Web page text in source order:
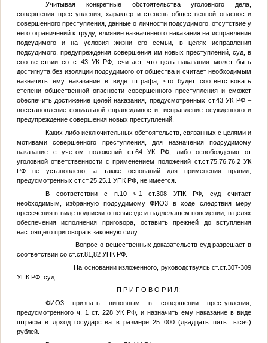
Учитывая конкретные обстоятельства уголовного дела,
совершения преступления, характер и степень общественной опасности
совершенного преступления, данные о личности подсудимого, отсутствие у
него ограничений к труду, влияние назначенного наказания на исправление
подсудимого и на условия жизни его семьи, в целях исправления
подсудимого, предупреждения совершения им новых преступлений, суд, в
соответствии со ст.43 УК РФ, считает, что цель наказания может быть
достигнута без изоляции подсудимого от общества и считает необходимым
назначить ему наказание в виде штрафа, что будет соответствовать
степени общественной опасности совершенного преступления и сможет
обеспечить достижение целей наказания, предусмотренных ст.43 УК РФ –
восстановление социальной справедливости, исправление осужденного и
предупреждение совершения новых преступлений.
Каких-либо исключительных обстоятельств, связанных с целями и
мотивами совершенного преступления, для назначения подсудимому
наказание с учетом положений ст.64 УК РФ, либо освобождения от
уголовной ответственности с применением положений ст.ст.75,76,76.2 УК
РФ не установлено, а также оснований для применения правил,
предусмотренных ст.ст.25,25.1 УПК РФ, не имеется.
В соответствии с п.10 ч.1 ст.308 УПК РФ, суд считает
необходимым, избранную подсудимомуФИО3 в ходе следствия меру
пресечения в виде подписки о невыезде и надлежащем поведении, в целях
обеспечения исполнения приговора, оставить прежней до вступления
настоящего приговора в законную силу.
Вопрос о вещественных доказательств суд разрешает в
соответствии со ст.ст.81,82 УПК РФ.
На основании изложенного, руководствуясь ст.ст.307-309
УПК РФ, суд
П Р И Г О В О Р И Л:
ФИО3признать виновным в совершении преступления,
предусмотренного ч. 1 ст. 228 УК РФ, и назначить ему наказание в виде
штрафа в доход государства в размере 25 000 (двадцать пять тысяч)
рублей.